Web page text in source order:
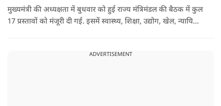
मुख्यमंत्री की अध्यक्षता में बुधवार को हुई राज्य मंत्रिमंडल की बैठक में कुल
17 प्रस्तावों को मंजूरी दी गई. इसमें स्वास्थ्य, शिक्षा, उद्योग, खेल, न्यायिक
ADVERTISEMENT